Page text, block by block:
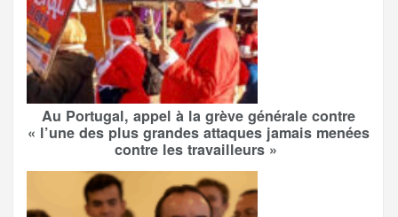
Au Portugal, appel à la grève générale contre
« l’une des plus grandes attaques jamais menées
contre les travailleurs »